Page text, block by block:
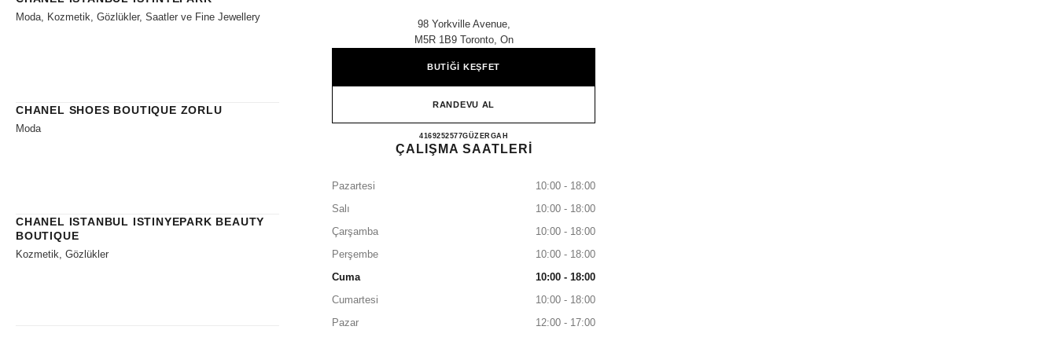
Moda, Kozmetik, Gözlükler, Saatler ve Fine Jewellery
CHANEL SHOES BOUTIQUE ZORLU
Moda
CHANEL ISTANBUL ISTINYEPARK BEAUTY
BOUTIQUE
Kozmetik, Gözlükler
98 Yorkville Avenue,
M5R 1B9 Toronto, On
BUTİĞİ KEŞFET
RANDEVU AL
ARAYIN
4169252577GÜZERGAHCHANEL TORONTO YORKVILLE
ÇALIŞMA SAATLERİ
Pazartesi
10:00 - 18:00
Salı
10:00 - 18:00
Çarşamba
10:00 - 18:00
Perşembe
10:00 - 18:00
Cuma
10:00 - 18:00
Cumartesi
10:00 - 18:00
Pazar
12:00 - 17:00